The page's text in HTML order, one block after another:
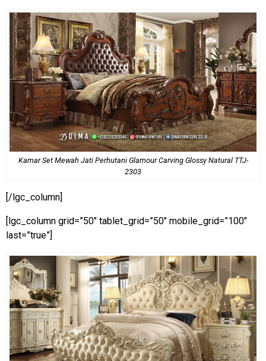
Kamar Set Mewah Jati Perhutani Glamour Carving Glossy Natural TTJ-
2303
[/lgc_column]
[lgc_column grid=”50″ tablet_grid=”50″ mobile_grid=”100″
last=”true”]